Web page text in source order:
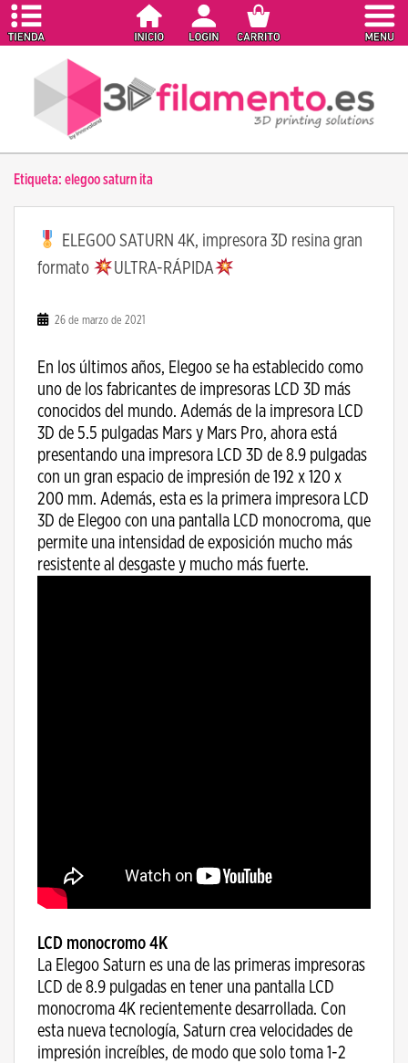
Etiqueta: elegoo saturn ita
ELEGOO SATURN 4K, impresora 3D resina gran
formato
ULTRA-RÁPIDA
26 de marzo de 2021
En los últimos años, Elegoo se ha establecido como
uno de los fabricantes de impresoras LCD 3D más
conocidos del mundo. Además de la impresora LCD
3D de 5.5 pulgadas Mars y Mars Pro, ahora está
presentando una impresora LCD 3D de 8.9 pulgadas
con un gran espacio de impresión de 192 x 120 x
200 mm. Además, esta es la primera impresora LCD
3D de Elegoo con una pantalla LCD monocroma, que
permite una intensidad de exposición mucho más
resistente al desgaste y mucho más fuerte.
LCD monocromo 4K
La Elegoo Saturn es una de las primeras impresoras
LCD de 8.9 pulgadas en tener una pantalla LCD
monocroma 4K recientemente desarrollada. Con
esta nueva tecnología, Saturn crea velocidades de
impresión increíbles, de modo que solo toma 1-2